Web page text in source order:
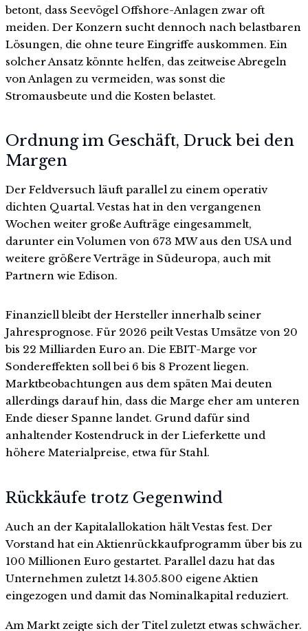
betont, dass Seevögel Offshore-Anlagen zwar oft
meiden. Der Konzern sucht dennoch nach belastbaren
Lösungen, die ohne teure Eingriffe auskommen. Ein
solcher Ansatz könnte helfen, das zeitweise Abregeln
von Anlagen zu vermeiden, was sonst die
Stromausbeute und die Kosten belastet.
Ordnung im Geschäft, Druck bei den
Margen
Der Feldversuch läuft parallel zu einem operativ
dichten Quartal. Vestas hat in den vergangenen
Wochen weiter große Aufträge eingesammelt,
darunter ein Volumen von 673 MW aus den USA und
weitere größere Verträge in Südeuropa, auch mit
Partnern wie Edison.
Finanziell bleibt der Hersteller innerhalb seiner
Jahresprognose. Für 2026 peilt Vestas Umsätze von 20
bis 22 Milliarden Euro an. Die EBIT-Marge vor
Sondereffekten soll bei 6 bis 8 Prozent liegen.
Marktbeobachtungen aus dem späten Mai deuten
allerdings darauf hin, dass die Marge eher am unteren
Ende dieser Spanne landet. Grund dafür sind
anhaltender Kostendruck in der Lieferkette und
höhere Materialpreise, etwa für Stahl.
Rückkäufe trotz Gegenwind
Auch an der Kapitalallokation hält Vestas fest. Der
Vorstand hat ein Aktienrückkaufprogramm über bis zu
100 Millionen Euro gestartet. Parallel dazu hat das
Unternehmen zuletzt 14.305.800 eigene Aktien
eingezogen und damit das Nominalkapital reduziert.
Am Markt zeigte sich der Titel zuletzt etwas schwächer.